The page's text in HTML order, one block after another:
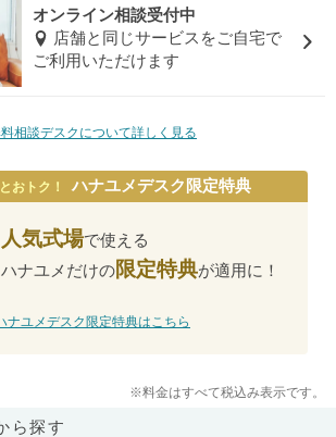
オンライン相談受付中
店舗と同じサービスをご自宅で
ご利用いただけます
相談デスクについて詳しく見る
おトク！ ハナユメデスク限定特典
人気式場で使える
ハナユメだけの限定特典が適用に！
ナユメデスク限定特典はこちら
※料金はすべて税込み表示です。
ら探す